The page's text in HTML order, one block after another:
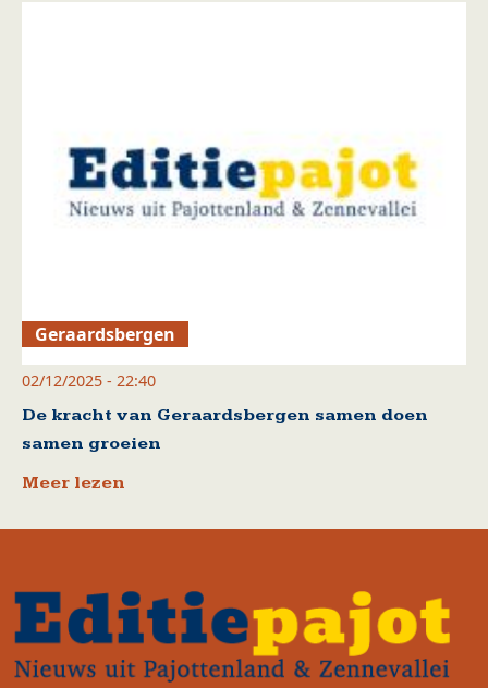
Geraardsbergen
02/12/2025 - 22:40
De kracht van Geraardsbergen samen doen
samen groeien
Meer lezen